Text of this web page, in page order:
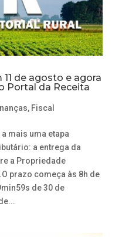
de agosto e agora
Portal da Receita
, Fiscal
mais uma etapa
a entrega da
a Propriedade
prazo começa às 8h de
de 30 de